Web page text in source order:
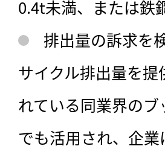
0.4t未満、または鉄
排出量の訴求を
サイクル排出量を
れている同業界の
でも活用され、企